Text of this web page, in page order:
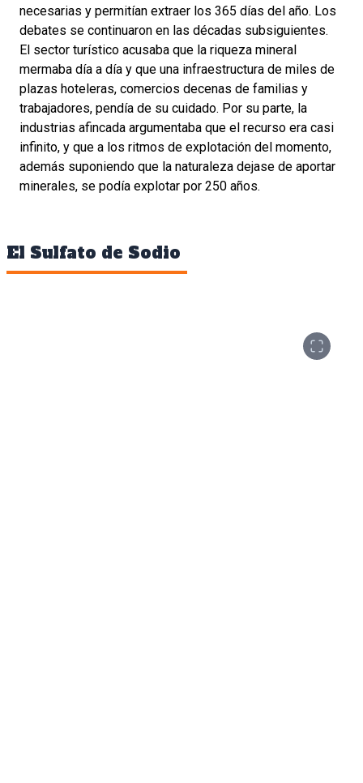
necesarias y permitían extraer los 365 días del año. Los
debates se continuaron en las décadas subsiguientes.
El sector turístico acusaba que la riqueza mineral
mermaba día a día y que una infraestructura de miles de
plazas hoteleras, comercios decenas de familias y
trabajadores, pendía de su cuidado. Por su parte, la
industrias afincada argumentaba que el recurso era casi
infinito, y que a los ritmos de explotación del momento,
además suponiendo que la naturaleza dejase de aportar
minerales, se podía explotar por 250 años.
El Sulfato de Sodio